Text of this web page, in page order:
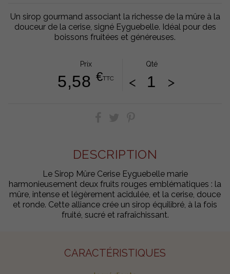
Un sirop gourmand associant la richesse de la mûre à la
douceur de la cerise, signé Eyguebelle. Idéal pour des
boissons fruitées et généreuses.
Prix
5,58 €TTC
Qté
< >
DESCRIPTION
Le Sirop Mûre Cerise Eyguebelle marie
harmonieusement deux fruits rouges emblématiques : la
mûre, intense et légèrement acidulée, et la cerise, douce
et ronde. Cette alliance crée un sirop équilibré, à la fois
fruité, sucré et rafraîchissant.
CARACTÉRISTIQUES